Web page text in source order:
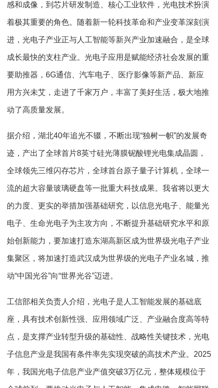
感和成像，到芯片研发制造、核心工业软件，光电技术扮演
着极其重要的角色。随着新一轮科技革命和产业变革深刻演
进，光电子产业正与人工智能等新兴产业加速融合，是全球
成长最快的支柱产业。光电子应用是赋能经济社会发展的重
要助推器，6G通信、汽车电子、医疗影像等新产品、新应
用方兴未艾，走进了千家万户，丰富了美好生活，极大地推
动了高质量发展。
据介绍，湖北40年追光不辍，不断出现“独树一帜”的发展奇
迹，产出了全球首片8英寸硅光薄膜铌酸锂光电集成晶圆，
全球领先三维闪存芯片，全球首台原子量子计算机，全球一
流的超大容量玻璃硬盘等一批重大科技成果。我省将以更大
的力度、更实的举措加强基础研究，以信息光电子、能量光
电子、生命光电子为主攻方向，不断提升基础研究水平和原
始创新能力，要加速打造东湖高新区成为世界级光电子产业
集聚区，将加速打造武汉成为世界级的光电子产业名城，推
动“中国光谷”向“世界光谷”迈进。
工信部相关负责人介绍，光电子是人工智能发展的基础底
座，具有技术创新性强、应用领域广泛、产业融合度高等特
点，是支撑产业转型升级的基础性、战略性关键技术，光电
子信息产业是我国有条件率先实现突破的高技术产业。2025
年，我国光电子信息产业产值突破3万亿元，整体规模位于